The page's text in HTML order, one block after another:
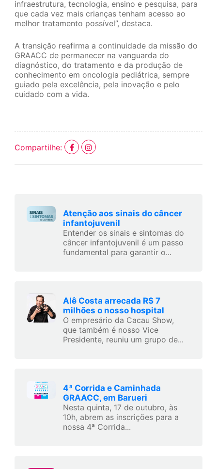
infraestrutura, tecnologia, ensino e pesquisa, para
que cada vez mais crianças tenham acesso ao
melhor tratamento possível”, destaca.
A transição reafirma a continuidade da missão do
GRAACC de permanecer na vanguarda do
diagnóstico, do tratamento e da produção de
conhecimento em oncologia pediátrica, sempre
guiado pela excelência, pela inovação e pelo
cuidado com a vida.
Compartilhe:
Atenção aos sinais do câncer
infantojuvenil
Entender os sinais e sintomas do
câncer infantojuvenil é um passo
fundamental para garantir o...
Alê Costa arrecada R$ 7
milhões o nosso hospital
O empresário da Cacau Show,
que também é nosso Vice
Presidente, reuniu um grupo de...
4ª Corrida e Caminhada
GRAACC, em Barueri
Nesta quinta, 17 de outubro, às
10h, abrem as inscrições para a
nossa 4ª Corrida...